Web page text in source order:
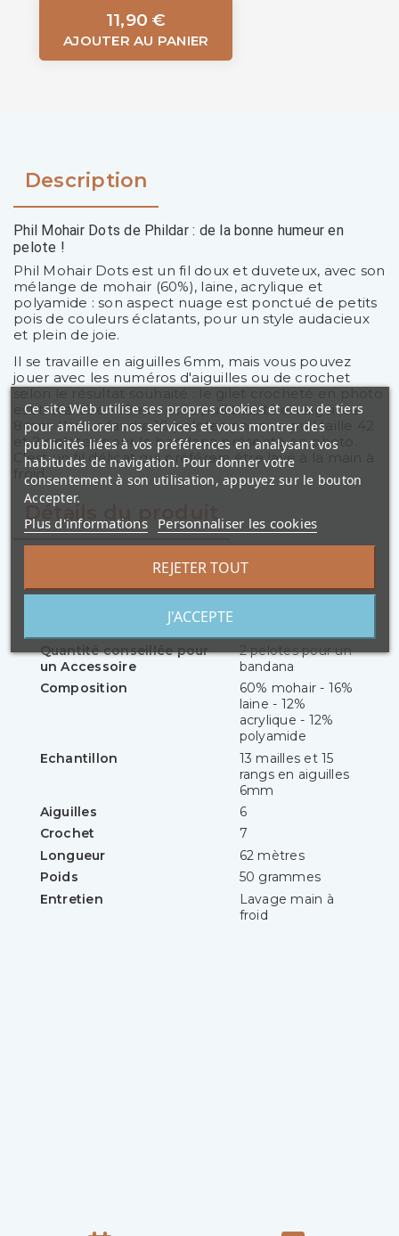
11,90 €
AJOUTER AU PANIER
Description
Phil Mohair Dots de Phildar : de la bonne humeur en
pelote !
Phil Mohair Dots est un fil doux et duveteux, avec son
mélange de mohair (60%), laine, acrylique et
polyamide : son aspect nuage est ponctué de petits
pois de couleurs éclatants, pour un style audacieux
et plein de joie.
Il se travaille en aiguilles 6mm, mais vous pouvez
jouer avec les numéros d'aiguilles ou de crochet
est travaillé en 10mm et le pull tricoté en aiguilles
8mm. Il vous faudra 10 pelotes pour un pull taille 42
et 2 pelotes pour le bandana présenté en photo.
C'est un fil délicat qui préférera être lavé à la main à
froid.
Détails du produit
PH-PMoD-fluo
Quantité conseillée
Quantité conseillée pour
un Accessoire
2 pelotes pour un
bandana
Composition
60% mohair - 16%
laine - 12%
acrylique - 12%
polyamide
Echantillon
13 mailles et 15
rangs en aiguilles
6mm
Aiguilles
6
Crochet
7
Longueur
62 mètres
Poids
50 grammes
Entretien
Lavage main à
froid
Ce site Web utilise ses propres cookies et ceux de tiers
pour améliorer nos services et vous montrer des
publicités liées à vos préférences en analysant vos
habitudes de navigation. Pour donner votre
consentement à son utilisation, appuyez sur le bouton
Accepter.
Plus d'informations Personnaliser les cookies
REJETER TOUT
J'ACCEPTE